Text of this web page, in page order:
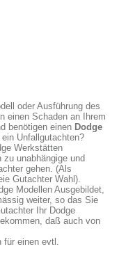
oder Ausführung des
einen Schaden an Ihrem
benötigen einen Dodge
ein Unfallgutachten?
Werkstätten
unabhängige und
gehen. (Als
Gutachter Wahl).
Modellen Ausgebildet,
weiter, so das Sie
Ihr Dodge
daß auch von
für einen evtl.